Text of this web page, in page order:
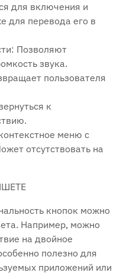
для включения и
для перевода его в
Позволяют
звука.
пользователя
к
меню с
отсутствовать на
кнопок можно
Например, можно
на двойное
полезно для
приложений или